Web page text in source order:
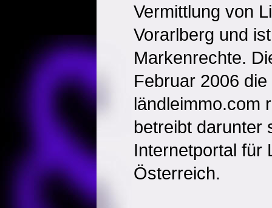
Vermittlung von
Vorarlberg und
Markenrechte.
Februar 2006
ländleimmo.com
betreibt darunter
Internetportal für
Österreich.